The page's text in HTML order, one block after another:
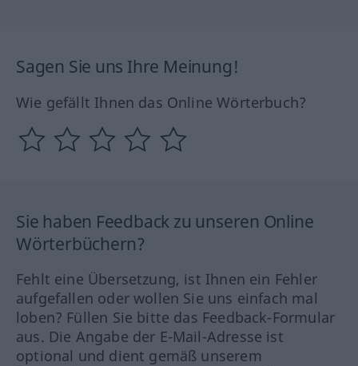
Sagen Sie uns Ihre Meinung!
Wie gefällt Ihnen das Online Wörterbuch?
Sie haben Feedback zu unseren Online
Wörterbüchern?
Fehlt eine Übersetzung, ist Ihnen ein Fehler
aufgefallen oder wollen Sie uns einfach mal
loben? Füllen Sie bitte das Feedback-Formular
aus. Die Angabe der E-Mail-Adresse ist
optional und dient gemäß unserem